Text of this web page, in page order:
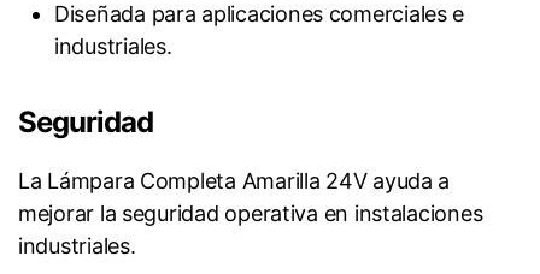
Diseñada para aplicaciones comerciales e
industriales.
Seguridad
La Lámpara Completa Amarilla 24V ayuda a
mejorar la seguridad operativa en instalaciones
industriales.